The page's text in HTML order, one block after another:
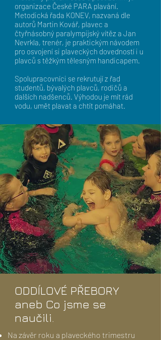
organizace České PARA plavání.
Metodická řada KONEV, nazvaná dle
autorů Martin Kovář, plavec a
čtyřnásobný paralympijský vítěz a Jan
Nevrkla, trenér, je praktickým návodem
pro osvojení si plaveckých dovedností i u
plavců s těžkým tělesným handicapem.
Spolupracovníci se rekrutují z řad
studentů, bývalých plavců, rodičů a
dalších nadšenců. Výhodou je mít rád
vodu, umět plavat a chtít pomáhat.
ODDÍLOVÉ PŘEBORY
aneb Co jsme se
naučili.
Na závěr roku a plaveckého trimestru